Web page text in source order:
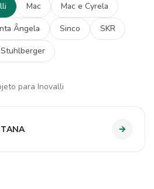
Mac
Mac e Cyrela
Ângela Sinco
SKR
Stuhlberger
para Inovalli